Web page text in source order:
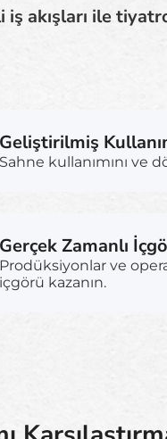
akışları ile
Geliştirilmiş
Sahne kullanımını ve
Gerçek Zamanlı
Prodüksiyonlar ve
içgörü kazanın.